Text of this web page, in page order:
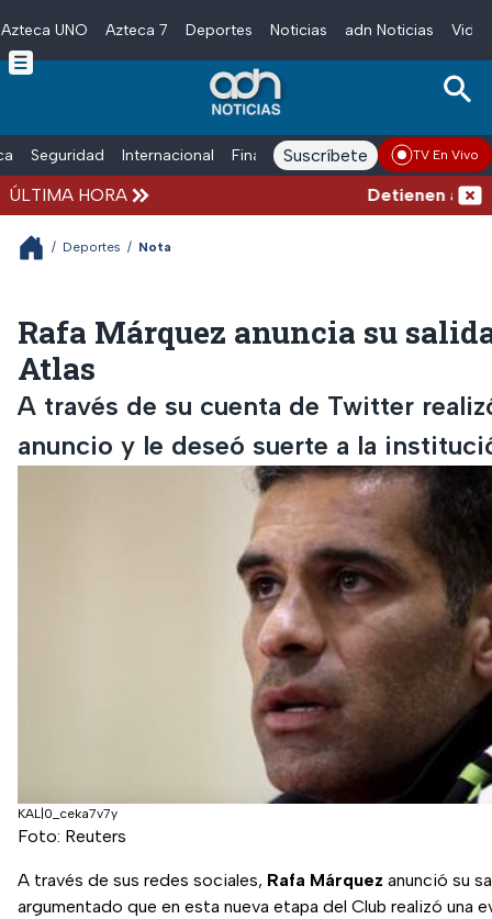
Skip to main content
Azteca UNO Azteca 7 Deportes Noticias adn Noticias
Seguridad Internacional Finanzas adn Noticias Radio
Suscríbete TV En Vivo
ÚLTIMA HORA Detienen al
/ Deportes / Nota
Rafa Márquez anuncia su
Atlas
A través de su cuenta de Twitter
anuncio y le deseó suerte a la
KAL|0_ceka7v7y
Foto: Reuters
A través de sus redes sociales, Rafa Márquez anunció su
argumentado que en esta nueva etapa del Club realizó una